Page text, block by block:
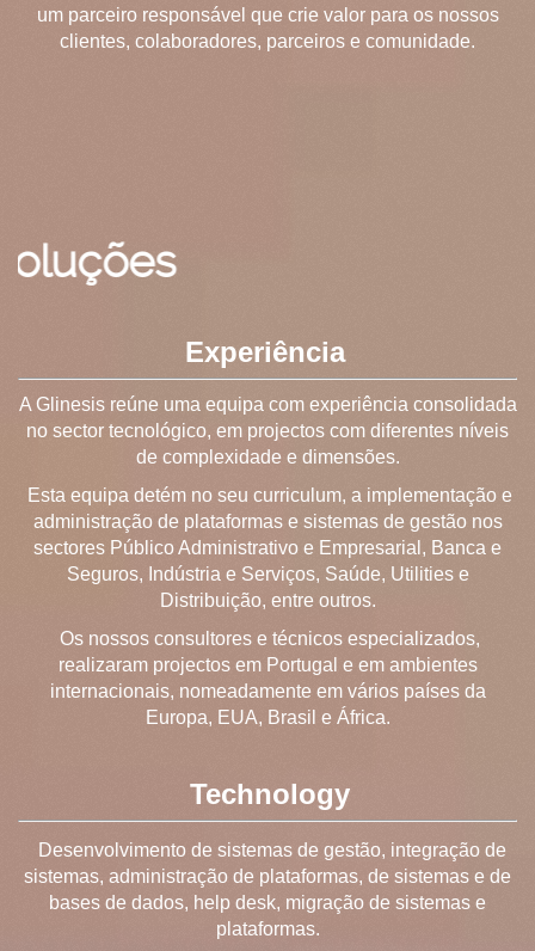
um parceiro responsável que crie valor para os nossos
clientes, colaboradores, parceiros e comunidade.
Experiência
A Glinesis reúne uma equipa com experiência consolidada
no sector tecnológico, em projectos com diferentes níveis
de complexidade e dimensões.
Esta equipa detém no seu curriculum, a implementação e
administração de plataformas e sistemas de gestão nos
sectores Público Administrativo e Empresarial, Banca e
Seguros, Indústria e Serviços, Saúde, Utilities e
Distribuição, entre outros.
Os nossos consultores e técnicos especializados,
realizaram projectos em Portugal e em ambientes
internacionais, nomeadamente em vários países da
Europa, EUA, Brasil e África.
Technology
Desenvolvimento de sistemas de gestão, integração de
sistemas, administração de plataformas, de sistemas e de
bases de dados, help desk, migração de sistemas e
plataformas.